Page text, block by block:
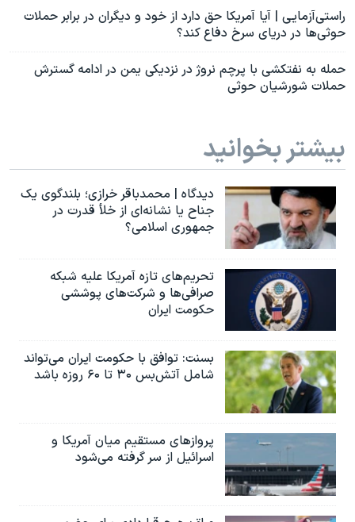
راستی‌آزمایی | آیا آمریکا حق دارد از خود و دیگران در برابر حملات
حوثی‌ها در دریای سرخ دفاع کند؟
حمله به نفتکشی با پرچم نروژ در نزدیکی یمن در ادامه گسترش
حملات شورشیان حوثی
بیشتر بخوانید
دیدگاه | محمدباقر خرازی؛ بلندگوی یک
جناح یا نشانه‌ای از خلأ قدرت در
جمهوری اسلامی؟
تحریم‌های تازه آمریکا علیه شبکه
صرافی‌ها و شرکت‌های پوششی
حکومت ایران
بسنت: توافق با حکومت ایران می‌تواند
شامل آتش‌بس ۳۰ تا ۶۰ روزه باشد
پروازهای مستقیم میان آمریکا و
اسرائیل از سر گرفته می‌شود